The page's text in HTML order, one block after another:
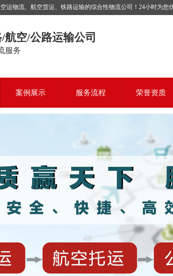
物流、航空货运、铁路运输的综合性物流公司！24小时为您
空/公路运输公司
服务
案例展示 服务流程 荣誉资质